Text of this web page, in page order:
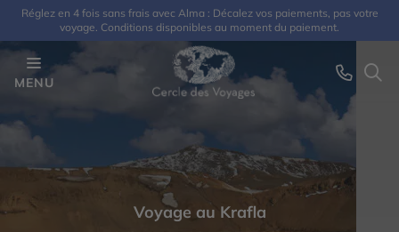
Réglez en 4 fois sans frais avec Alma : Décalez vos paiements, pas votre
voyage. Conditions disponibles au moment du paiement.
MENU
Voyage au Krafla